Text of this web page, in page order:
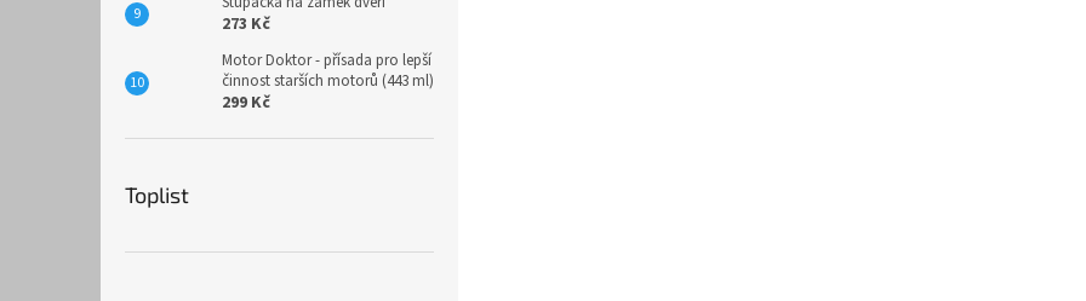
273 Kč
Motor Doktor - přísada pro lepší
činnost starších motorů (443 ml)
299 Kč
Toplist